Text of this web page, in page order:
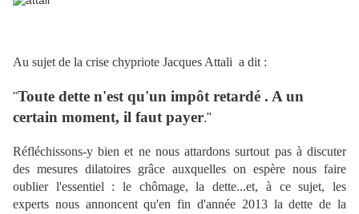
Au sujet de la crise chypriote Jacques Attali a dit :
"Toute dette n'est qu'un impôt retardé . A un
certain moment, il faut payer."
Réfléchissons-y bien et ne nous attardons surtout pas à discuter
des mesures dilatoires grâce auxquelles on espère nous faire
oublier l'essentiel : le chômage, la dette...et, à ce sujet, les
experts nous annoncent qu'en fin d'année 2013 la dette de la